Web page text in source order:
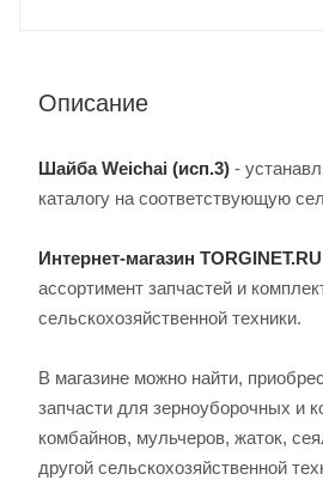
Описание
Шайба Weichai (исп.3) -
каталогу на соответствующую
Интернет-магазин TORGINET.RU
ассортимент запчастей и
сельскохозяйственной техники.
В магазине можно найти,
запчасти для зерноуборочных и
комбайнов, мульчеров, жаток,
другой сельскохозяйственной